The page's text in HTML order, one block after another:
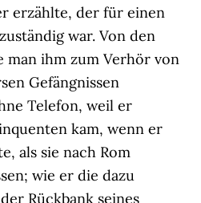
erzählte, der für einen
war. Von den
man ihm zum Verhör von
Gefängnissen
Telefon, weil er
kam, wenn er
als sie nach Rom
wie er die dazu
Rückbank seines